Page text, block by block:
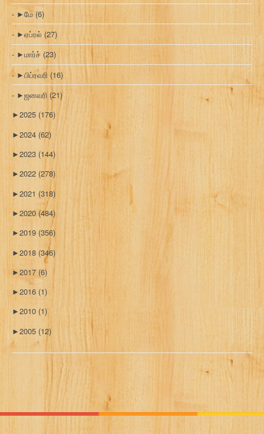
►மே (6)
►ஏப்ரல் (27)
►மார்ச் (23)
►பிப்ரவரி (16)
►ஜனவரி (21)
►2025 (176)
►2024 (62)
►2023 (144)
►2022 (278)
►2021 (318)
►2020 (484)
►2019 (356)
►2018 (346)
►2017 (6)
►2016 (1)
►2010 (1)
►2005 (12)